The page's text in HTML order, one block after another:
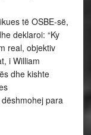
të OSBE-së,
deklaroi: “Ky
real, objektiv
i William
dhe kishte
para